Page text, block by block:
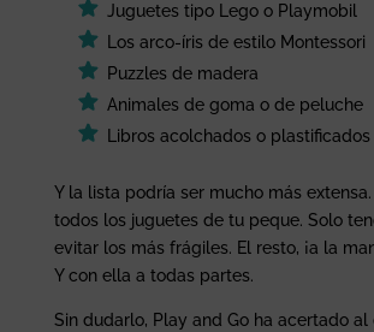
Juguetes tipo Lego o Playmobil
Los arco-íris de estilo Montessori
Puzzles de madera
Animales de goma o de peluche
Libros acolchados o plastificados
Y la lista podría ser mucho más extensa.
todos los juguetes de tu peque. Solo
evitar los más frágiles. El resto, ¡a la
Y con ella a todas partes.
Sin dudarlo, Play and Go ha acertado al